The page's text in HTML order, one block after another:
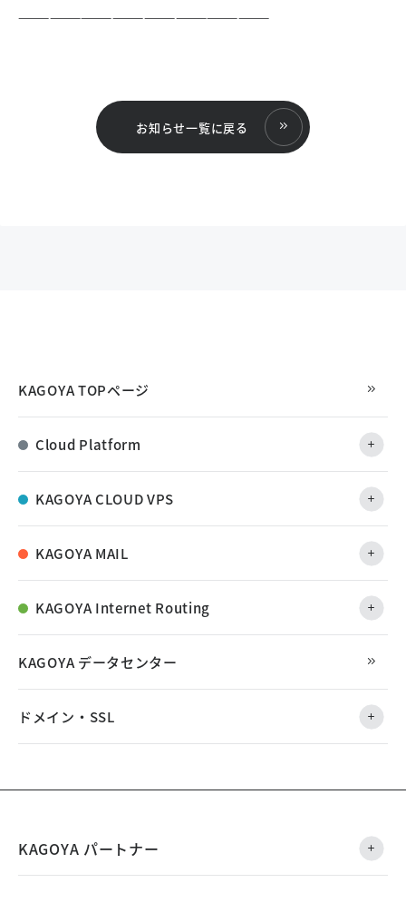
————————————————————————
お知らせ一覧に戻る
KAGOYA TOPページ
Cloud Platform
KAGOYA CLOUD VPS
KAGOYA MAIL
KAGOYA Internet Routing
KAGOYA データセンター
ドメイン・SSL
KAGOYA パートナー